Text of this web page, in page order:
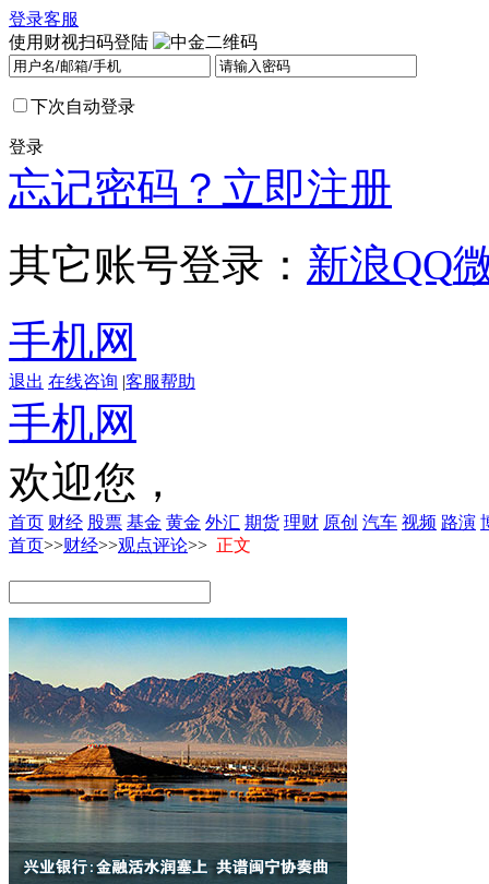
登录客服
使用财视扫码登陆
下次自动登录
登录
忘记密码？ 立即注册
其它账号登录： 新浪QQ
手机网
退出 在线咨询 |客服帮助
手机网
欢迎您，
首页 财经 股票 基金 黄金 外汇 期货 理财 原创 汽车 视频 路演
首页>>财经>>观点评论>> 正文